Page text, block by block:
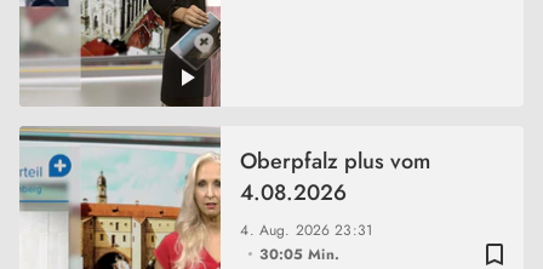
bookmark_border
4. Aug. 202623:31
30:05 Min.
Oberpfalz plus vom
4.08.2026